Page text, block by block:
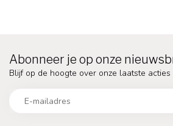
Abonneer je op onze
Blijf op de hoogte over onze laatste acties